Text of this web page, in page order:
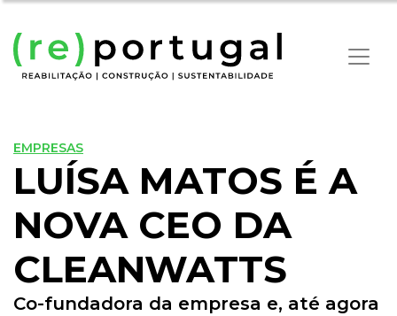
EMPRESAS
LUÍSA MATOS É A
NOVA CEO DA
CLEANWATTS
Co-fundadora da empresa e, até agora